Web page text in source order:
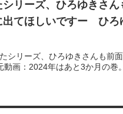
シリーズ、ひろゆきさ
出てほしいですー ひ
リーズ、ひろゆきさんも前
画：2024年はあと3か月の巻